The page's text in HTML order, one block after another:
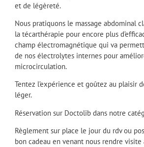
et de légèreté.
Nous pratiquons le massage abdominal
la técarthérapie pour encore plus
champ électromagnétique qui va
de nos électrolytes internes pour
microcirculation.
Tentez l’expérience et goûtez au plaisir
léger.
Réservation sur Doctolib dans notre
Règlement sur place le jour du rdv ou
bon cadeau en venant nous rendre